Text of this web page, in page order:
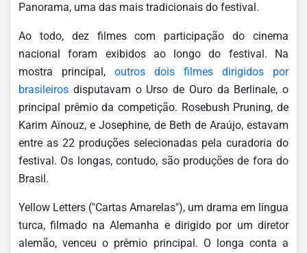
Panorama, uma das mais tradicionais do festival.
Ao todo, dez filmes com participação do cinema
nacional foram exibidos ao longo do festival. Na
mostra principal, outros dois filmes dirigidos por
brasileiros disputavam o Urso de Ouro da Berlinale, o
principal prêmio da competição. Rosebush Pruning, de
Karim Aïnouz, e Josephine, de Beth de Araújo, estavam
entre as 22 produções selecionadas pela curadoria do
festival. Os longas, contudo, são produções de fora do
Brasil.
Yellow Letters ("Cartas Amarelas"), um drama em língua
turca, filmado na Alemanha e dirigido por um diretor
alemão, venceu o prêmio principal. O longa conta a